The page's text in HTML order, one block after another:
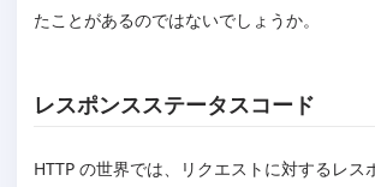
たことがあるのではないでしょうか。
レスポンスステータスコード
HTTP の世界では、リクエストに対するレス